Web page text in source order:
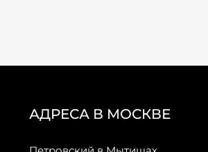
АДРЕСА В МОСКВЕ